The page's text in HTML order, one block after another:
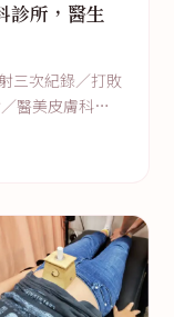
診所，醫生
三次紀錄／打敗
醫美皮膚科診